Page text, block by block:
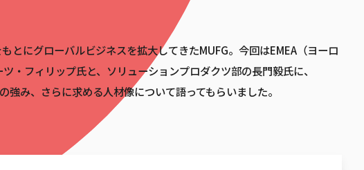
とにグローバルビジネスを拡大してきたMUFG。今回はEMEA（ヨーロ
・フィリップ氏と、ソリューションプロダクツ部の長門毅氏に、
み、さらに求める人材像について語ってもらいました。